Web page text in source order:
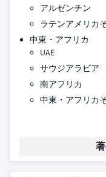
アルゼンチン
ラテンアメリカ
中東・アフリカ
UAE
サウジアラビア
南アフリカ
中東・アフリカ